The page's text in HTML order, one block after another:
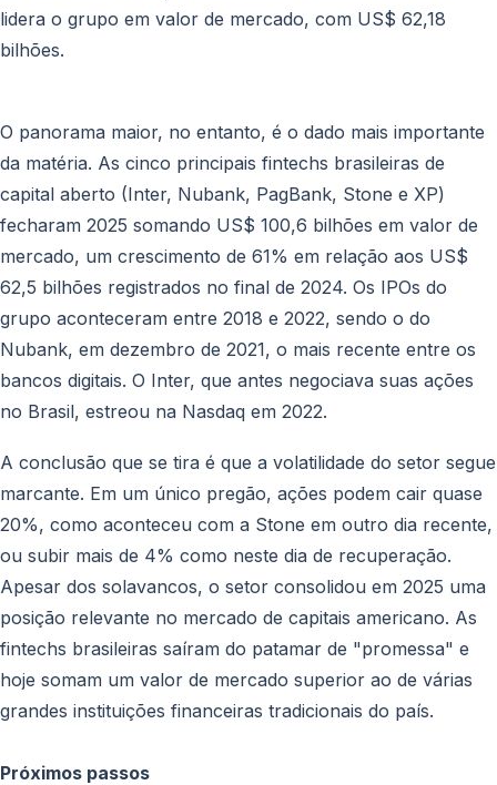
lidera o grupo em valor de mercado, com US$ 62,18
bilhões.
O panorama maior, no entanto, é o dado mais importante
da matéria. As cinco principais fintechs brasileiras de
capital aberto (Inter, Nubank, PagBank, Stone e XP)
fecharam 2025 somando US$ 100,6 bilhões em valor de
mercado, um crescimento de 61% em relação aos US$
62,5 bilhões registrados no final de 2024. Os IPOs do
grupo aconteceram entre 2018 e 2022, sendo o do
Nubank, em dezembro de 2021, o mais recente entre os
bancos digitais. O Inter, que antes negociava suas ações
no Brasil, estreou na Nasdaq em 2022.
A conclusão que se tira é que a volatilidade do setor segue
marcante. Em um único pregão, ações podem cair quase
20%, como aconteceu com a Stone em outro dia recente,
ou subir mais de 4% como neste dia de recuperação.
Apesar dos solavancos, o setor consolidou em 2025 uma
posição relevante no mercado de capitais americano. As
fintechs brasileiras saíram do patamar de "promessa" e
hoje somam um valor de mercado superior ao de várias
grandes instituições financeiras tradicionais do país.
Próximos passos